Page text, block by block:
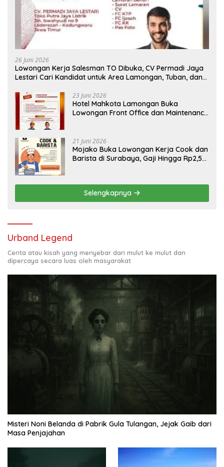
26 Juni 2026
Lowongan Kerja Salesman TO Dibuka, CV Permadi Jaya
Lestari Cari Kandidat untuk Area Lamongan, Tuban, dan
23 Juni 2026
Hotel Mahkota Lamongan Buka
Lowongan Front Office dan Maintenance
21 Juni 2026
Mojako Buka Lowongan Kerja Cook dan
Barista di Surabaya, Gaji Hingga Rp2,5
Selengkapnya
Urband Legend
Cerita atau kisah yang menyebar dari mulut ke mulut dan
dipercaya secara luas oleh masyarakat
Misteri Noni Belanda di Pabrik Gula Tulangan, Jejak Gaib dari
Masa Penjajahan